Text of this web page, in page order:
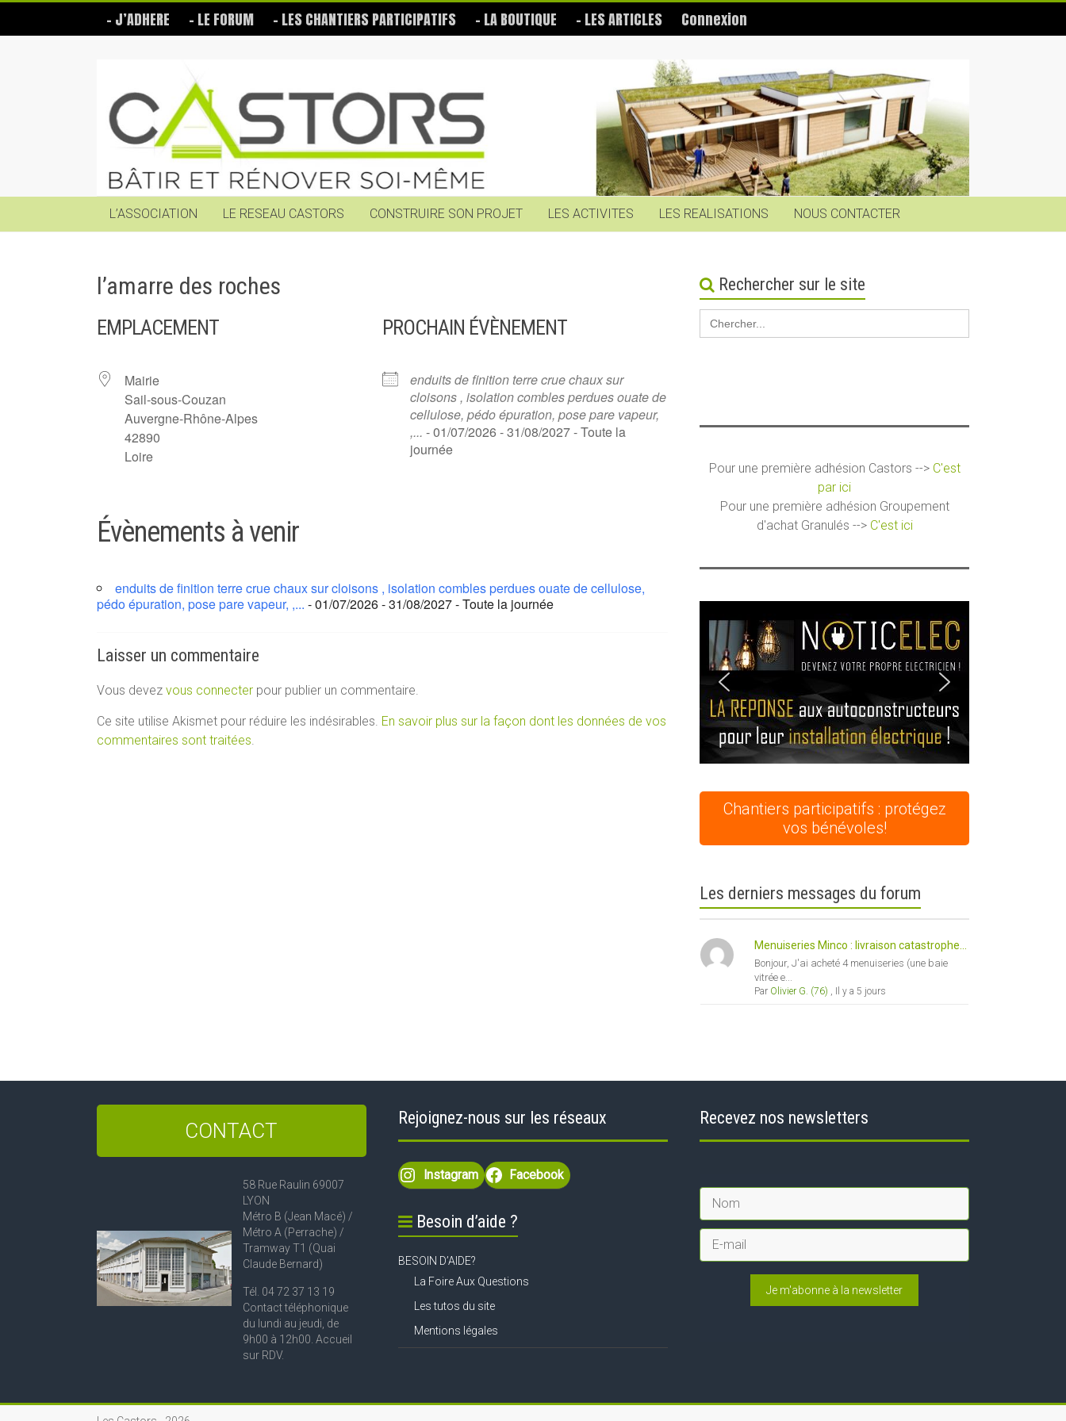
content
– J’ADHERE – LE FORUM – LES CHANTIERS PARTICIPATIFS – LA BOUTIQUE – LES ARTICLES Connexion
Castors
Bâtir
soi-
même
L’ASSOCIATION
LE RESEAU CASTORS CONSTRUIRE SON PROJET LES ACTIVITES LES REALISATIONS NOUS CONTACTER
l’amarre des roches
EMPLACEMENT
Mairie
Sail-sous-Couzan
Auvergne-Rhône-Alpes
42890
Loire
PROCHAIN ÉVÈNEMENT
enduits de finition terre crue chaux sur
cloisons , isolation combles perdues ouate de
cellulose, pédo épuration, pose pare vapeur,
,... - 01/07/2026 - 31/08/2027 - Toute la
journée
Évènements à venir
enduits de finition terre crue chaux sur cloisons , isolation combles perdues ouate de cellulose,
pédo épuration, pose pare vapeur, ,... - 01/07/2026 - 31/08/2027 - Toute la journée
Laisser un commentaire
Vous devez vous connecter pour publier un commentaire.
Ce site utilise Akismet pour réduire les indésirables. En savoir plus sur la façon dont les données de vos
commentaires sont traitées
Rechercher sur le site
Search
for:
Pour une première adhésion Castors --> C'est
par ici
Pour une première adhésion Groupement
d'achat Granulés --> C'est ici
Chantiers participatifs : protégez
vos bénévoles!
Les derniers messages du forum
Menuiseries Minco : livraison catastrophe...
Bonjour, J'ai acheté 4 menuiseries (une baie
vitrée e...
Par Olivier G. (76) Il y a 5 jours
CONTACT
58 Rue Raulin 69007
LYON
Métro B (Jean Macé) /
Métro A (Perrache) /
Tramway T1 (Quai
Claude Bernard)
Tél. 04 72 37 13 19
Contact téléphonique
du lundi au jeudi, de
9h00 à 12h00. Accueil
sur RDV.
Rejoignez-nous sur les réseaux
Instagram Facebook
Besoin d’aide ?
BESOIN D’AIDE?
La Foire Aux Questions
Les tutos du site
Mentions légales
Recevez nos newsletters
Je m'abonne à la newsletter